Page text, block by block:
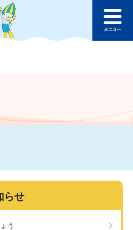
ページの本文へ
ュ
らせ
う